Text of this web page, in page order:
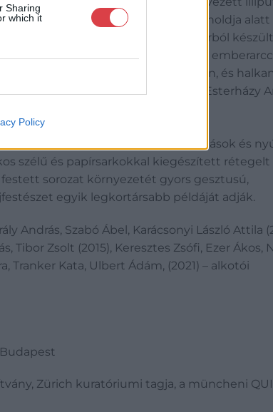
Sharing
which it
Policy
Az asszonyiság fekete-fehér holdja alatt
szárítóköteleken japán papírból
posztapokaliptikus üvegházak és
meredeznek a láthatatlan szélben, és halkan
látásmódját díjazva nemcsak az Esterházy
vonzó és rémisztő, szervszerű nyílások és
szélű és papírsarkokkal kiegészített rétegelt
sorozat környezetét gyors gesztusú,
egyik legkortársabb példáját adják.
András, Szabó Ábel, Karácsonyi László Attila
Tibor Zsolt (2015), Keresztes Zsófi, Ezer Ákos,
Tranker Kata, Ulbert Ádám, (2021) – alkotói
Zürich kuratóriumi tagja, a müncheni